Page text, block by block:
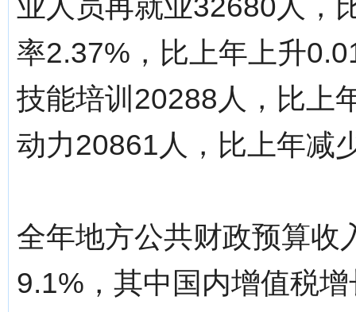
业人员再就业32680人，
率2.37%，比上年上升
技能培训20288人，比上
动力20861人，比上年减
全年地方公共财政预算收
9.1%，其中国内增值税